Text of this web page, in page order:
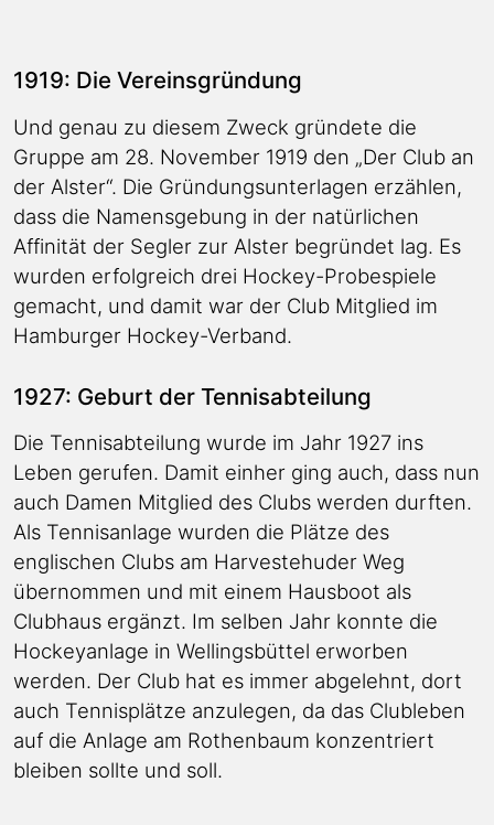
1919: Die Vereinsgründung
Und genau zu diesem Zweck gründete die
Gruppe am 28. November 1919 den „Der Club an
der Alster“. Die Gründungsunterlagen erzählen,
dass die Namensgebung in der natürlichen
Affinität der Segler zur Alster begründet lag. Es
wurden erfolgreich drei Hockey-Probespiele
gemacht, und damit war der Club Mitglied im
Hamburger Hockey-Verband.
1927: Geburt der Tennisabteilung
Die Tennisabteilung wurde im Jahr 1927 ins
Leben gerufen. Damit einher ging auch, dass nun
auch Damen Mitglied des Clubs werden durften.
Als Tennisanlage wurden die Plätze des
englischen Clubs am Harvestehuder Weg
übernommen und mit einem Hausboot als
Clubhaus ergänzt. Im selben Jahr konnte die
Hockeyanlage in Wellingsbüttel erworben
werden. Der Club hat es immer abgelehnt, dort
auch Tennisplätze anzulegen, da das Clubleben
auf die Anlage am Rothenbaum konzentriert
bleiben sollte und soll.